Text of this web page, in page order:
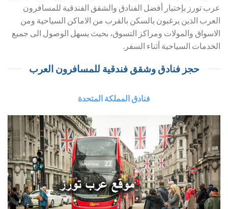
عرب تورز بإختيار أفضل الفنادق والشقق الفندقية للمسافرون
العرب الذين يرغبون بالسكن بالقرب من الاماكن السياحية ومن
الاسواق والمولات ومراكز التسوق، بحيث يسهل الوصول الى جميع
الخدمات السياحية أثناء السفر.
حجز فنادق وشقق فندقية للمسافرون العرب
فنادق المملكة المتحدة